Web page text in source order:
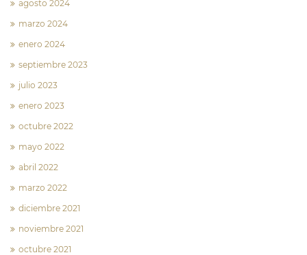
agosto 2024
marzo 2024
enero 2024
septiembre 2023
julio 2023
enero 2023
octubre 2022
mayo 2022
abril 2022
marzo 2022
diciembre 2021
noviembre 2021
octubre 2021